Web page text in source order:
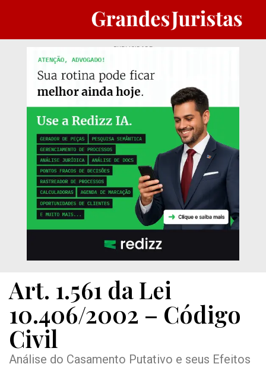
PUBLICIDADE
Art. 1.561 da Lei
10.406/2002 – Código
Civil
Análise do Casamento Putativo e seus Efeitos